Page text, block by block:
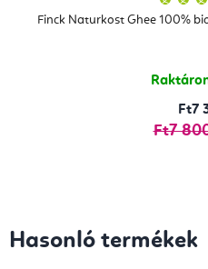
Finck Naturkost Ghee 100%
Ft7
Ft7
Hasonló termékek